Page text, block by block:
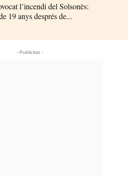
l’incendi del Solsonès:
19 anys després de...
- Publicitat -